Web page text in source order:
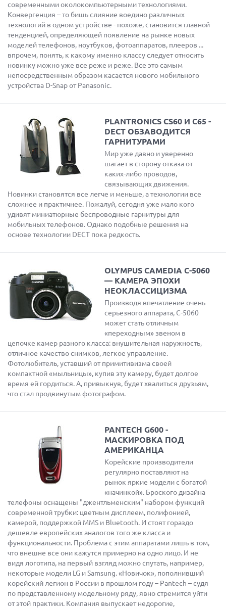
современными околокомпьютерными технологиями.
Конвергенция – то бишь слияние воедино различных
технологий в одном устройстве - похоже, становится главной
тенденцией, определяющей появление на рынке новых
моделей телефонов, ноутбуков, фотоаппаратов, плееров ...
впрочем, понять, к какому именно классу следует относить
новинку можно уже все реже и реже. Все это самым
непосредственным образом касается нового мобильного
устройства D-Snap от Panasonic.
PLANTRONICS CS60 И С65 -
DECT ОБЗАВОДИТСЯ
ГАРНИТУРАМИ
Мир уже давно и уверенно
шагает в сторону отказа от
каких-либо проводов,
связывающих движения.
Новинки становятся все легче и меньше, а технологии все
сложнее и практичнее. Пожалуй, сегодня уже мало кого
удивят миниатюрные беспроводные гарнитуры для
мобильных телефонов. Однако подобные решения на
основе технологии DECT пока редкость.
OLYMPUS CAMEDIA C-5060
— КАМЕРА ЭПОХИ
НЕОКЛАССИЦИЗМА
Производя впечатление очень
серьезного аппарата, C-5060
может стать отличным
«переходным» звеном в
цепочке камер разного класса: внушительная наружность,
отличное качество снимков, легкое управление.
Фотолюбитель, уставший от примитивизма своей
компактной «мыльницы», купив эту камеру, будет долгое
время ей гордиться. А, привыкнув, будет хвалиться друзьям,
что стал продвинутым фотографом.
PANTECH G600 -
МАСКИРОВКА ПОД
АМЕРИКАНЦА
Корейские производители
регулярно поставляют на
рынок яркие модели с богатой
«начинкой». Броского дизайна
телефоны оснащены "джентльменским" набором функций
современной трубки: цветным дисплеем, полифонией,
камерой, поддержкой MMS и Bluetooth. И стоят гораздо
дешевле европейских аналогов того же класса и
функциональности. Проблема с этим аппаратами лишь в том,
что внешне все они кажутся примерно на одно лицо. И не
видя логотипа, на первый взгляд можно спутать, например,
некоторые модели LG и Samsung. «Новичок», пополнивший
корейский легион в России в прошлом году – Pantech – судя
по представленному модельному ряду, явно стремится уйти
от этой практики. Компания выпускает недорогие,